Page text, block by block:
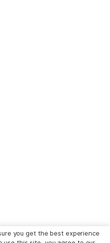
you get the best experience